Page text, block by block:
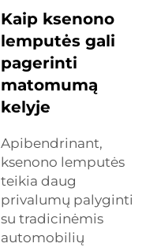
Kaip ksenono
lemputės gali
pagerinti
matomumą
kelyje
Apibendrinant,
ksenono lemputės
teikia daug
privalumų palyginti
su tradicinėmis
automobilių